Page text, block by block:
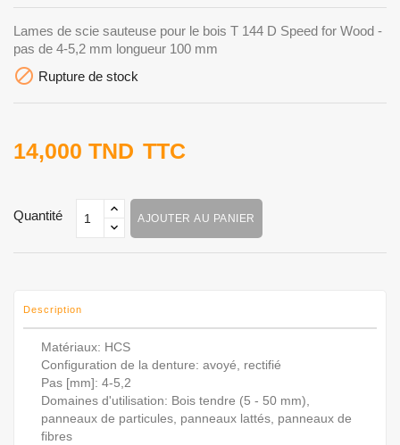
Lames de scie sauteuse pour le bois T 144 D Speed for Wood -
pas de 4-5,2 mm longueur 100 mm
 Rupture de stock
14,000 TND TTC
Quantité AJOUTER AU PANIER
Description
Matériaux: HCS
Configuration de la denture: avoyé, rectifié
Pas [mm]: 4-5,2
Domaines d'utilisation: Bois tendre (5 - 50 mm),
panneaux de particules, panneaux lattés, panneaux de
fibres